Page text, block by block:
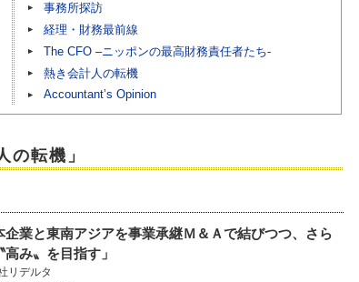
事務所探訪
経理・財務最前線
The CFO –ニッポンの最高財務責任者たち-
熱き会計人の転機
Accountant’s Opinion
の転機」
企業と東南アジアを事業承継Ｍ＆Ａで結びつつ、さら
高み〟を目指す」
リデルタ